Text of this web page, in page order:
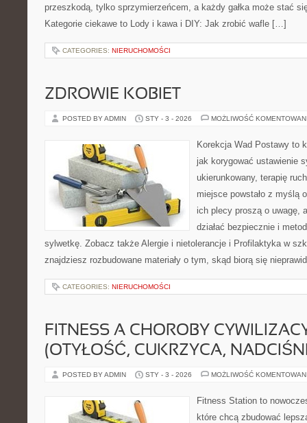
przeszkodą, tylko sprzymierzeńcem, a każdy gałka może stać
Kategorie ciekawe to Lody i kawa i DIY: Jak zrobić wafle […]
CATEGORIES: NIERUCHOMOŚCI
ZDROWIE KOBIET
POSTED BY ADMIN STY - 3 - 2026 MOŻLIWOŚĆ
Korekcja Wad Postawy to
jak korygować ustawienie
ukierunkowany, terapię
miejsce powstało z myślą
ich plecy proszą o uwagę,
działać bezpiecznie i
sylwetkę. Zobacz także Alergie i nietolerancje i Profilaktyka w
znajdziesz rozbudowane materiały o tym, skąd biorą się
CATEGORIES: NIERUCHOMOŚCI
FITNESS A CHOROBY
(OTYŁOŚĆ, CUKRZYCA,
POSTED BY ADMIN STY - 3 - 2026 MOŻLIWOŚĆ
Fitness Station to
które chcą zbudować